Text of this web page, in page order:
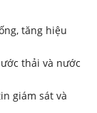
tăng hiệu
thải và nước
giám sát và